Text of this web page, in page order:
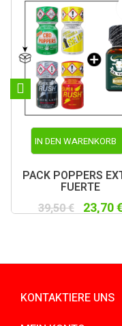
IN DEN WARENKORB
PACK POPPERS
FUERTE
39,50 € 23,70
KONTAKTIERE UNS